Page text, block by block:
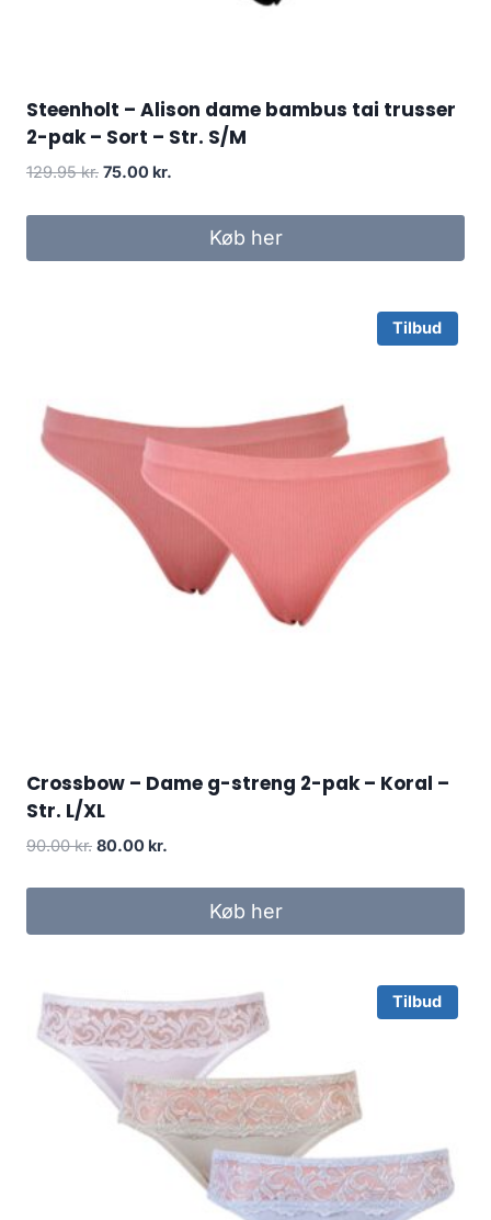
Steenholt – Alison dame bambus tai trusser
2-pak – Sort – Str. S/M
129.95kr. Original
was:
75.00 kr.
is:
75.00 kr..Køb her
Tilbud
Crossbow – Dame g-streng 2-pak – Koral –
Str. L/XL
90.00kr. Original
80.00 kr.
80.00 kr..Køb her
Tilbud